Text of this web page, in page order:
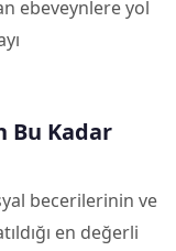
ebeveynlere yol
Bu Kadar
becerilerinin ve
en değerli